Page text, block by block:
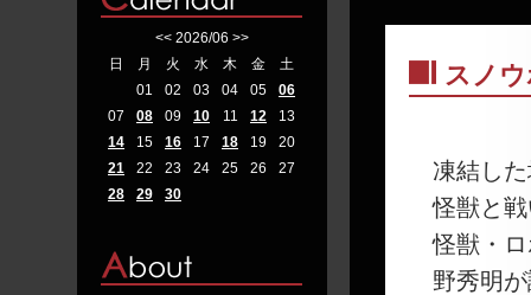
<< 2026/06 >>
日
月 火 水 木 金
土
01
02 03 04 05
06
07
08 09 10 11 12
13
14
15 16 17 18 19
20
21
22 23 24 25 26
27
28
29 30
スノ
凍結し
怪獣と
怪獣・
野秀明